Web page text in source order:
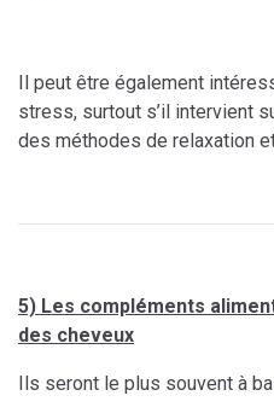
Il peut être également
stress, surtout s’il intervient
des méthodes de relaxation
5) Les compléments
des cheveux
Ils seront le plus souvent à